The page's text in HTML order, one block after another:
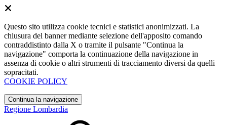
Questo sito utilizza cookie tecnici e statistici anonimizzati. La
chiusura del banner mediante selezione dell'apposito comando
contraddistinto dalla X o tramite il pulsante "Continua la
navigazione" comporta la continuazione della navigazione in
assenza di cookie o altri strumenti di tracciamento diversi da quelli
sopracitati.
COOKIE POLICY
Continua la navigazione
Regione Lombardia